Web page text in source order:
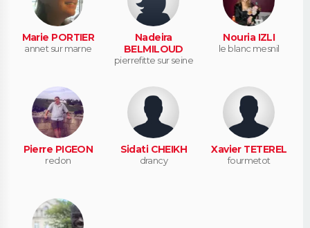
Marie PORTIER
annet sur marne
Nadeira
BELMILOUD
pierrefitte sur seine
Nouria IZLI
le blanc mesnil
Pierre PIGEON
redon
Sidati CHEIKH
drancy
Xavier TETEREL
fourmetot